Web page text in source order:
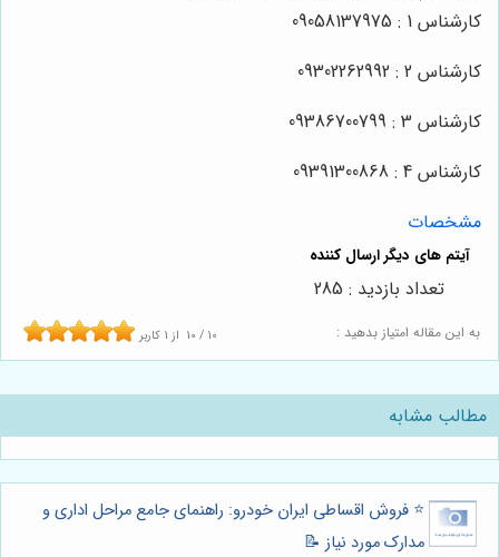
کارشناس 1 : 09058137975
کارشناس 2 : 09302262992
کارشناس 3 : 09386700799
کارشناس 4 : 09391300868
مشخصات
به این مقاله امتیاز بدهید : 10 / 10 از 1 کاربر
تعداد بازدید : 285
مطالب مشابه
⭐️ فروش اقساطی ایران خودرو: راهنمای جامع مراحل اداری و
مدارک مورد نیاز 📝